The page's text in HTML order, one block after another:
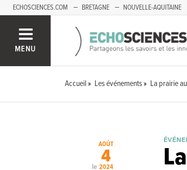
ECHOSCIENCES.COM BRETAGNE NOUVELLE-AQUITAINE
MENU
Accueil Les événements La prairie
le
AOÛT
4
2024